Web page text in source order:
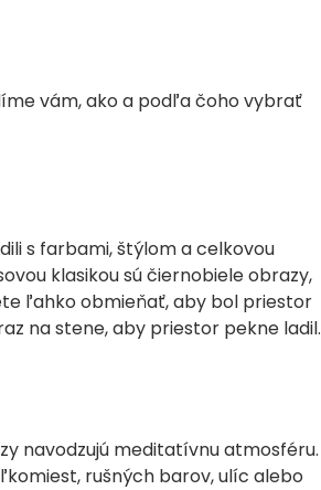
vám, ako a podľa čoho vybrať
s farbami, štýlom a celkovou
klasikou sú čiernobiele obrazy,
ľahko obmieňať, aby bol priestor
na stene, aby priestor pekne ladil.
navodzujú meditatívnu atmosféru.
rušných barov, ulíc alebo